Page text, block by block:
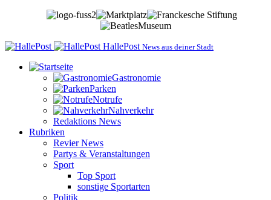
HallePost News aus deiner Stadt
Gastronomie
Parken
Notrufe
Nahverkehr
Redaktions News
Rubriken
Revier News
Partys & Veranstaltungen
Sport
Top Sport
sonstige Sportarten
Politik